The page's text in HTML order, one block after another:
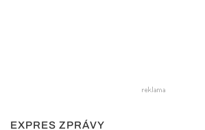
EXPRES ZPRÁVY